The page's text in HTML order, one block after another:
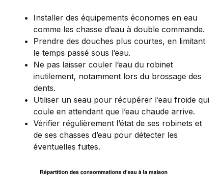
Installer des équipements économes en eau
comme les chasse d’eau à double commande.
Prendre des douches plus courtes, en limitant
le temps passé sous l’eau.
Ne pas laisser couler l’eau du robinet
inutilement, notamment lors du brossage des
dents.
Utiliser un seau pour récupérer l’eau froide qui
coule en attendant que l’eau chaude arrive.
Vérifier régulièrement l’état de ses robinets et
de ses chasses d’eau pour détecter les
éventuelles fuites.